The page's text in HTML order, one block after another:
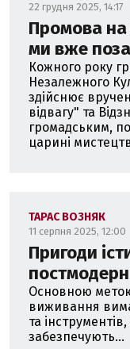
22 грудня 2025, 14:17
Промова
ми вже
Кожного року
Незалежного
здійснює
відвагу" та
громадським,
царині
ТАРАС ВОЗНЯК
11 серпня 2025, 12:00
Пригоди
Основною
виживання
та
забезпечують...